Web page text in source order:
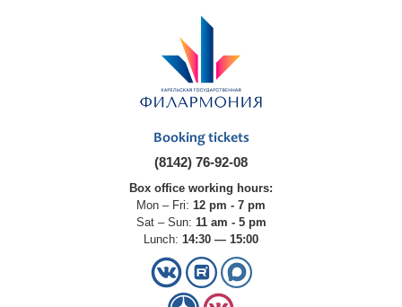
Booking tickets
(8142) 76-92-08
Box office working hours:
Mon – Fri: 12 pm - 7 pm
Sat – Sun: 11 am - 5 pm
Lunch: 14:30 — 15:00